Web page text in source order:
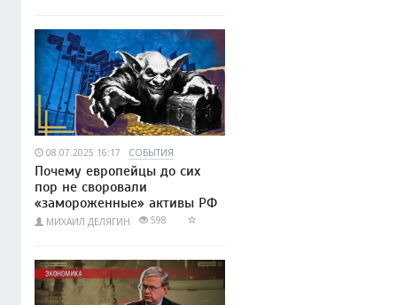
08.07.2025 16:17 СОБЫТИЯ
Почему европейцы до сих
пор не своровали
«замороженные» активы РФ
МИХАИЛ ДЕЛЯГИН 598